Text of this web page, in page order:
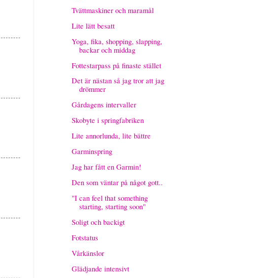
Tvättmaskiner och maramål
Lite lätt besatt
Yoga, fika, shopping, slapping,
backar och middag
Fottestarpass på finaste stället
Det är nästan så jag tror att jag
drömmer
Gårdagens intervaller
Skobyte i springfabriken
Lite annorlunda, lite bättre
Garminspring
Jag har fått en Garmin!
Den som väntar på något gott..
"I can feel that something
starting, starting soon"
Soligt och backigt
Fotstatus
Vårkänslor
Glädjande intensivt